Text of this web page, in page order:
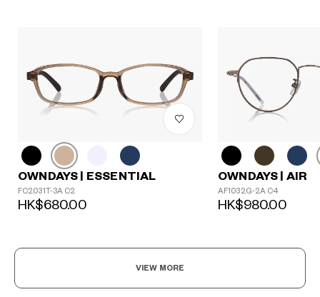
OWNDAYS | ESSENTIAL
FC2031T-3A C2
HK$680.00
OWNDAYS | AIR
AF1032G-2A C4
HK$980.00
VIEW MORE